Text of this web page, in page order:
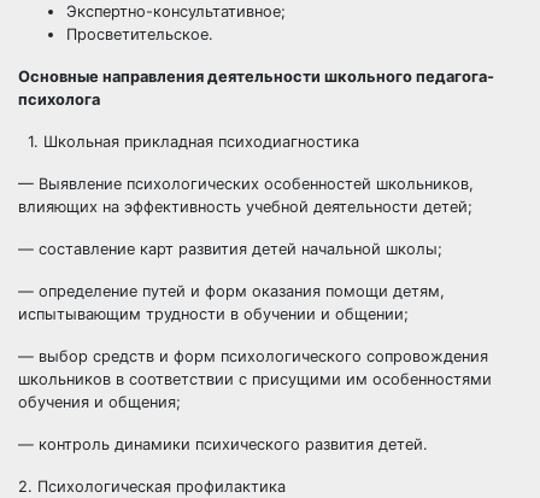
Экспертно-консультативное;
Просветительское.
Основные направления деятельности школьного педагога-
психолога
1. Школьная прикладная психодиагностика
— Выявление психологических особенностей школьников,
влияющих на эффективность учебной деятельности детей;
— составление карт развития детей начальной школы;
— определение путей и форм оказания помощи детям,
испытывающим трудности в обучении и общении;
— выбор средств и форм психологического сопровождения
школьников в соответствии с присущими им особенностями
обучения и общения;
— контроль динамики психического развития детей.
2. Психологическая профилактика